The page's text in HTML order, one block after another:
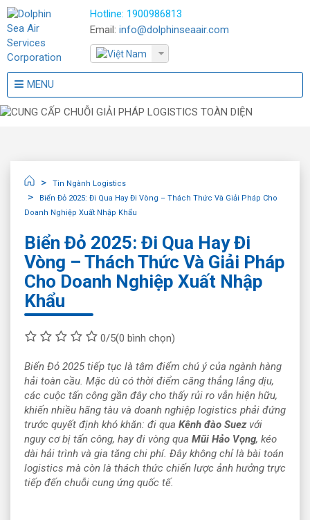
Hotline: 1900986813
Email: info@dolphinseaair.com
MENU
Tin Ngành Logistics
Biển Đỏ 2025: Đi Qua Hay Đi Vòng – Thách Thức Và Giải Pháp Cho
Doanh Nghiệp Xuất Nhập Khẩu
Biển Đỏ 2025: Đi Qua Hay Đi
Vòng – Thách Thức Và Giải Pháp
Cho Doanh Nghiệp Xuất Nhập
Khẩu
0/5(0 bình chọn)
Biển Đỏ 2025 tiếp tục là tâm điểm chú ý của ngành hàng
hải toàn cầu. Mặc dù có thời điểm căng thẳng lắng dịu,
các cuộc tấn công gần đây cho thấy rủi ro vẫn hiện hữu,
khiến nhiều hãng tàu và doanh nghiệp logistics phải đứng
trước quyết định khó khăn: đi qua Kênh đào Suezvới
nguy cơ bị tấn công, hay đi vòng qua Mũi Hảo Vọng, kéo
dài hải trình và gia tăng chi phí. Đây không chỉ là bài toán
logistics mà còn là thách thức chiến lược ảnh hưởng trực
tiếp đến chuỗi cung ứng quốc tế.